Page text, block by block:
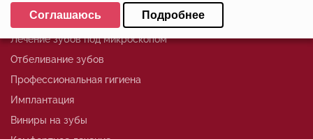
Услуги
Лечение зубов под микроскопом
Отбеливание зубов
Профессиональная гигиена
Имплантация
Виниры на зубы
Выберите настройки cookie
Минимальные
Аналитические/Функциональные
Соглашаюсь Подробнее